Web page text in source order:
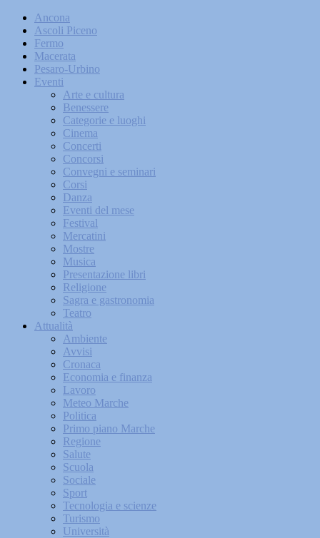
Ancona
Ascoli Piceno
Fermo
Macerata
Pesaro-Urbino
Eventi
Arte e cultura
Benessere
Categorie e luoghi
Cinema
Concerti
Concorsi
Convegni e seminari
Corsi
Danza
Eventi del mese
Festival
Mercatini
Mostre
Musica
Presentazione libri
Religione
Sagra e gastronomia
Teatro
Attualità
Ambiente
Avvisi
Cronaca
Economia e finanza
Lavoro
Meteo Marche
Politica
Primo piano Marche
Regione
Salute
Scuola
Sociale
Sport
Tecnologia e scienze
Turismo
Università